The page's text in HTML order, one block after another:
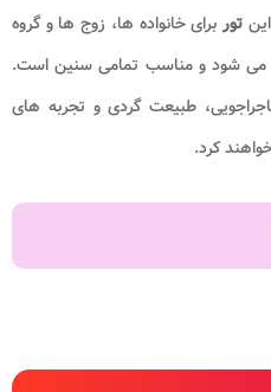
توربرای خانواده ها، زوج ها و گروه
می شود و مناسب تمامی سنین است.
طبیعت گردی و تجربه های
کرد.